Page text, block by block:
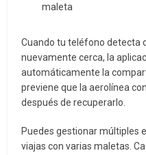
maleta
Cuando tu teléfono detecta
nuevamente cerca, la
automáticamente la
previene que la aerolínea
después de recuperarlo.
Puedes gestionar múltiples
viajas con varias maletas.